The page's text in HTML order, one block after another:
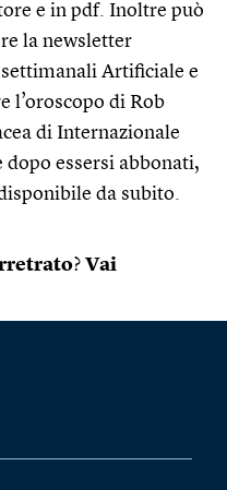
e in pdf. Inoltre può
la newsletter
Artificiale e
l’oroscopo di Rob
di Internazionale
essersi abbonati,
da subito.
? Vai